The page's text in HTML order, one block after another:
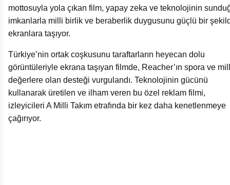
mottosuyla yola çıkan film, yapay zeka ve teknolojinin
imkanlarla milli birlik ve beraberlik duygusunu güçlü bir
ekranlara taşıyor.
Türkiye’nin ortak coşkusunu taraftarların heyecan dolu
görüntüleriyle ekrana taşıyan filmde, Reacher’ın spora ve
değerlere olan desteği vurgulandı. Teknolojinin gücünü
kullanarak üretilen ve ilham veren bu özel reklam filmi,
izleyicileri A Milli Takım etrafında bir kez daha kenetlenmeye
çağırıyor.